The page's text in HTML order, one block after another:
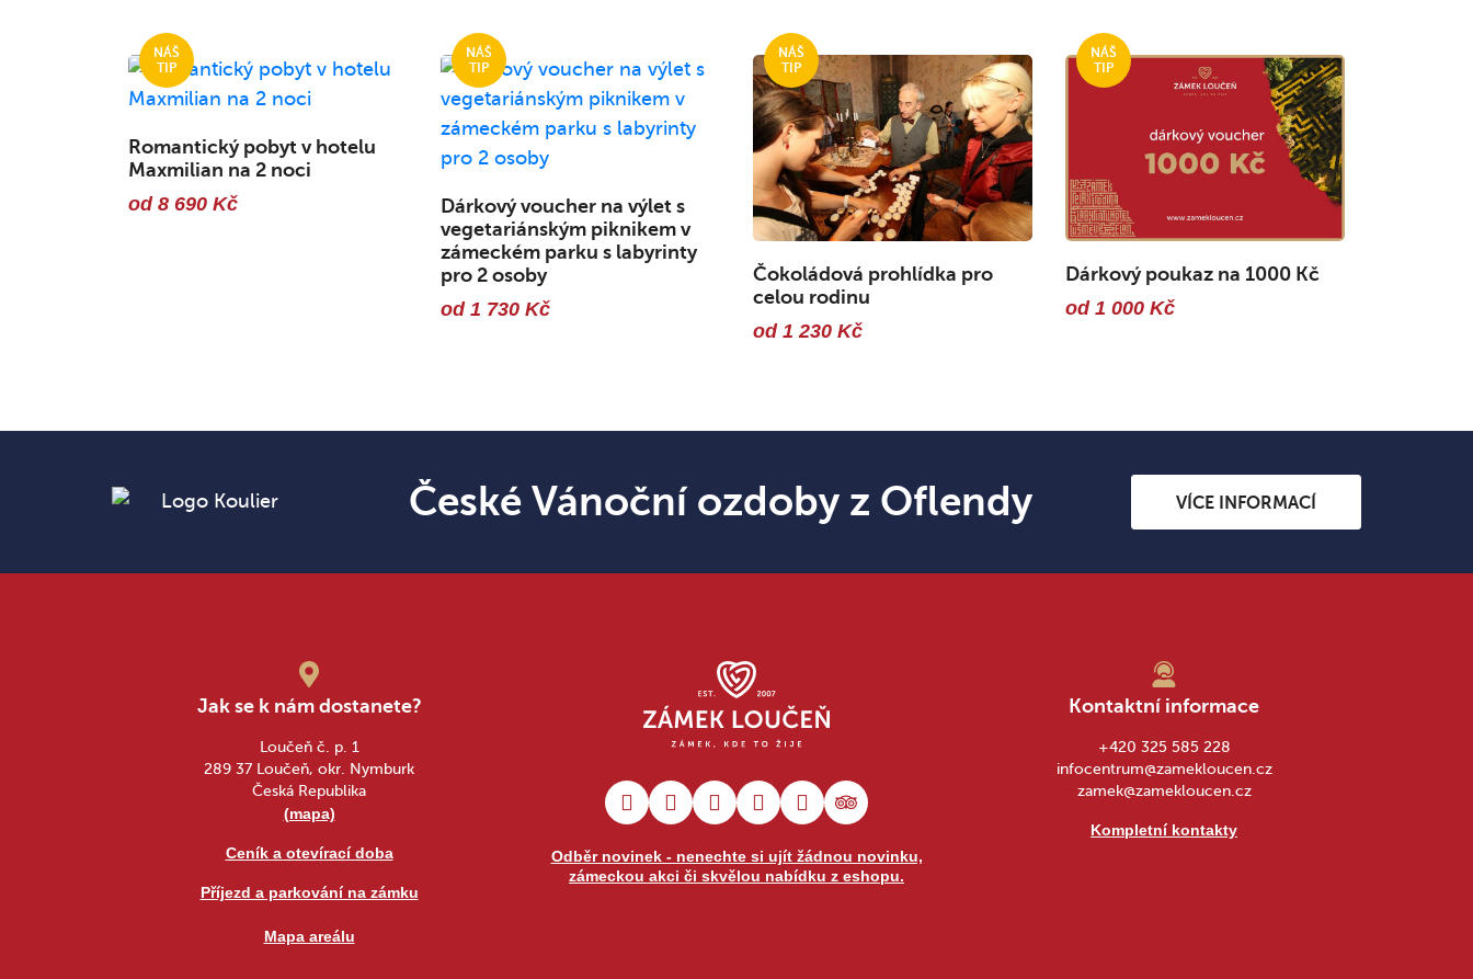
Romantický pobyt v hotelu
Maxmilian na 2 noci
od 8 690 Kč
Dárkový voucher na výlet s
vegetariánským piknikem v
zámeckém parku s labyrinty
pro 2 osoby
od 1 730 Kč
Čokoládová prohlídka pro
celou rodinu
od 1 230 Kč
Dárkový poukaz na 1000 Kč
od 1 000 Kč
České Vánoční ozdoby z Oflendy VÍCE INFORMACÍ
Jak se k nám dostanete?
Loučeň č. p. 1
289 37 Loučeň, okr. Nymburk
Česká Republika
(mapa)
Ceník a otevírací doba
Příjezd a parkování na zámku
Mapa areálu
Odběr novinek - nenechte si ujít žádnou novinku,
zámeckou akci či skvělou nabídku z eshopu.
Kontaktní informace
+420 325 585 228
infocentrum@zamekloucen.cz
zamek@zamekloucen.cz
Kompletní kontakty